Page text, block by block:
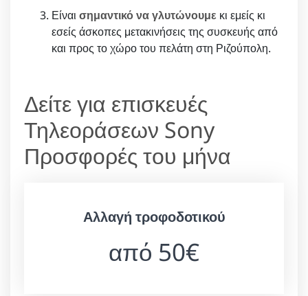
Είναι σημαντικό να γλυτώνουμε κι εμείς κι
εσείς άσκοπες μετακινήσεις της συσκευής από
και προς το χώρο του πελάτη στη Ριζούπολη.
Δείτε για επισκευές
Τηλεοράσεων Sony
Προσφορές του μήνα
Αλλαγή τροφοδοτικού
από 50€